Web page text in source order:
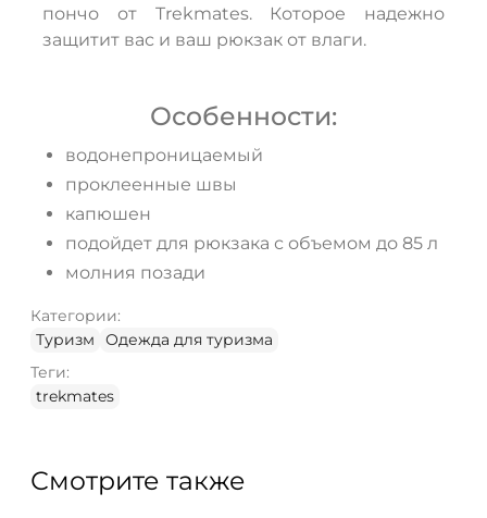
пончо от Trekmates. Которое надежно
защитит вас и ваш рюкзак от влаги.
Особенности:
водонепроницаемый
проклеенные швы
капюшен
подойдет для рюкзака с объемом до 85 л
молния позади
Категории:
Туризм
Одежда для туризма
Теги:
trekmates
Смотрите также